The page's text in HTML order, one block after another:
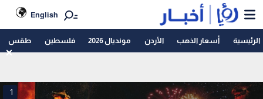
English
الرئيسية أسعار الذهب الأردن مونديال 2026 فلسطين طقس
1